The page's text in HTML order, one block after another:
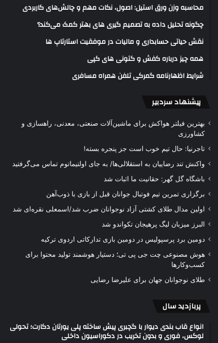
محاسبه وزن ورق استیل: اصول، نکات مهم و چالش‌های کاربردی
چگونه تحلیل داده به تصمیم گیری های بهتر کمک می‌کند؟
نقش حیاتی حسابداری و مالیات در موفقیت استارتاپ ها
همه چیز درباره کفش و کتونی های کپی
شرایط اظهارنامه گمرکی تلفن همراه مسافری
پیشنهاد سردبیر
بهترین فیلتر هواکش برای ماشین‌آلات صنعتی، معدنی، راهسازی و
کشاورزی
تاجرنیا: حال تیم خوب است جز پنجره بسته!
واکنش تند رضاییان به استقلالی‌ها/ به جای اولتیماتوم تماس می‌گرفتید
باشگاه گل گهر: حقانیت ما اثبات شد
برگزاری تمرین تیم فوتبال جوانان قبل از بازی با ذوب‌آهن
اولین مدال طلای کشتی آزاد نوجوانان ضرب شد/اسمعلی نقره‌ای شد
البرز میزبان لیگ پرهیجان تکواندو شد
دومین برد پرسپولیس در دومین بازی تدارکاتی اردوی ترکیه
هوش مصنوعی چت جی پی تی؛ دستیار هوشمند تولید محتوا برای
کسب‌وکارها
طلای نوجوانان جهان برای علیرضا رضایی
پربازدید سال
انواع قاب بندی دیوار با گچبری پیش ساخته پلی یورتان دکارت؛ تحولی
لوکس، فوری و بدون تخریب در دکوراسیون داخلی